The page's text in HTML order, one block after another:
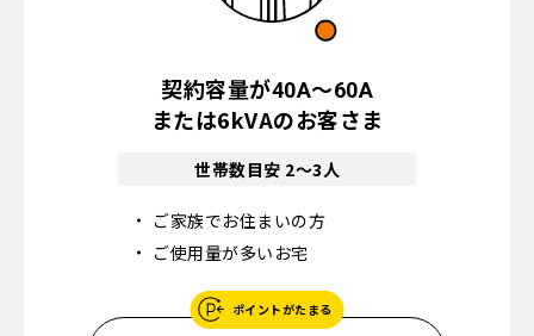
契約容量が40A～60A
または6kVAのお客さま
世帯数目安 2〜3人
ご家族でお住まいの方
ご使用量が多いお宅
ポイントがたまる